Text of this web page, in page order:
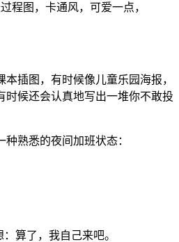
程图，卡通风，可爱一点，
插图，有时候像儿童乐园海报，
时候还会认真地写出一堆你不敢投
熟悉的夜间加班状态：
算了，我自己来吧。